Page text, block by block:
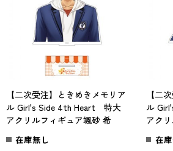
【二次受注】ときめきメモリア
ル Girl's Side 4th Heart 特大
アクリルフィギュア颯砂 希
在庫無し
【二
ル
アク
在